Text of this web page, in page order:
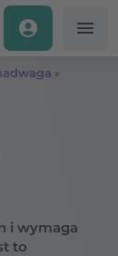
»
i wymaga
to